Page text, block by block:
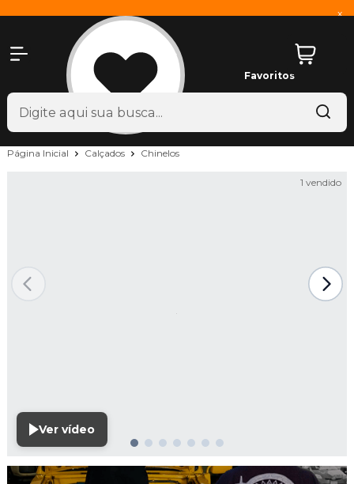
x
Favoritos
Página Inicial Calçados Chinelos
1 vendido
Ver vídeo